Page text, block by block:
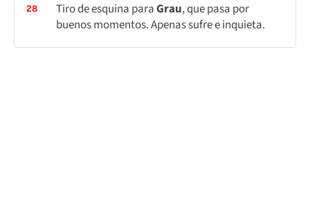
28 Tiro de esquina paraGrau, que pasa por
buenos momentos. Apenas sufre e inquieta.